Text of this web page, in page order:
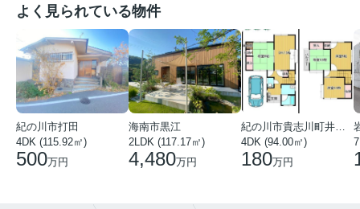
よく見られている物件
紀の川市打田
4DK (115.92㎡)
500万円
海南市黒江
2LDK (117.17㎡)
4,480万円
4DK (94.00㎡)
180万円